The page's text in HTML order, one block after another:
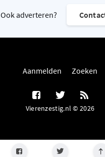
Ook adverteren?
Aanmelden Zoeken
Vierenzestig.nl © 2026